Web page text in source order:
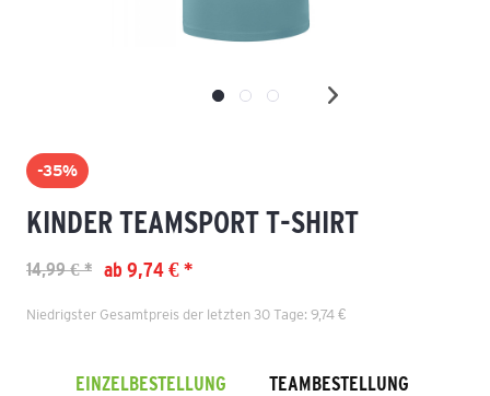
-35%
KINDER TEAMSPORT T-SHIRT
ab 9,74 € *
14,99 € *
Niedrigster Gesamtpreis der letzten 30 Tage: 9,74 €
EINZELBESTELLUNG TEAMBESTELLUNG